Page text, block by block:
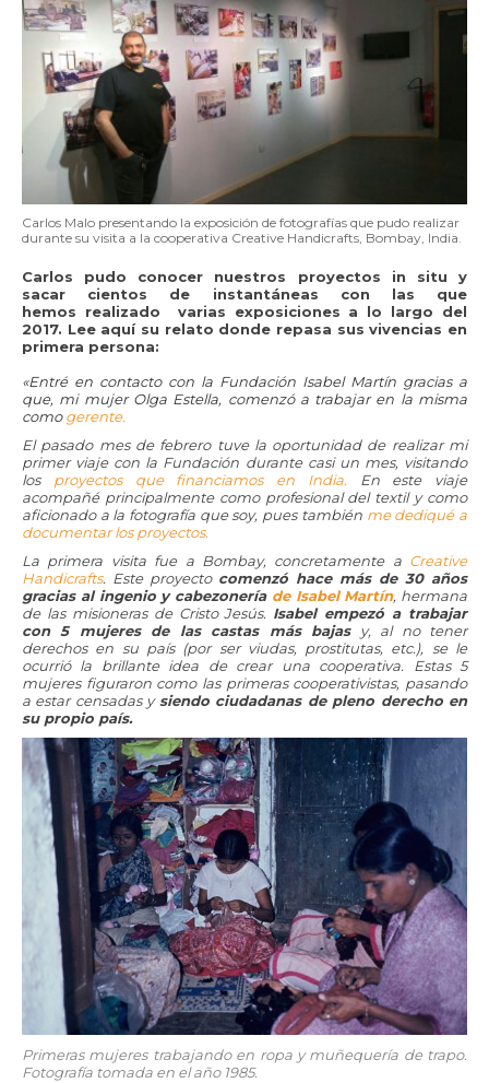
Carlos Malo presentando la exposición de fotografías que pudo realizar
durante su visita a la cooperativa Creative Handicrafts, Bombay, India.
Carlos pudo conocer nuestros proyectos in situ y
sacar cientos de instantáneas con las que
hemos realizado varias exposiciones a lo largo del
2017. Lee aquí su relato donde repasa sus vivencias en
primera persona:
«Entré en contacto con la Fundación Isabel Martín gracias a
que, mi mujer Olga Estella, comenzó a trabajar en la misma
comogerente.
El pasado mes de febrero tuve la oportunidad de realizar mi
primer viaje con la Fundación durante casi un mes, visitando
losproyectos que financiamos en India.En este viaje
acompañé principalmente como profesional del textil y como
aficionado a la fotografía que soy, pues también me dediqué a
documentar los proyectos.
La primera visita fue a Bombay, concretamente a Creative
Handicrafts. Este proyecto comenzó hace más de 30 años
gracias al ingenio y cabezonería de Isabel Martín, hermana
de las misioneras de Cristo Jesús. Isabel empezó a trabajar
con 5 mujeres de las castas más bajasy, al no tener
derechos en su país (por ser viudas, prostitutas, etc.), se le
ocurrió la brillante idea de crear una cooperativa. Estas 5
mujeres figuraron como las primeras cooperativistas, pasando
a estar censadas ysiendo ciudadanas de pleno derecho en
su propio país.
Primeras mujeres trabajando en ropa y muñequería de trapo.
Fotografía tomada en el año 1985.